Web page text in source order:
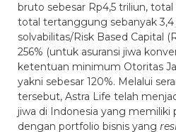
bruto sebesar Rp4,5 triliun, total
total tertanggung sebanyak
solvabilitas/Risk Based Capital
256% (untuk asuransi jiwa
ketentuan minimum Otoritas
yakni sebesar 120%. Melalui
tersebut, Astra Life telah
jiwa di Indonesia yang
dengan portfolio bisnis yang